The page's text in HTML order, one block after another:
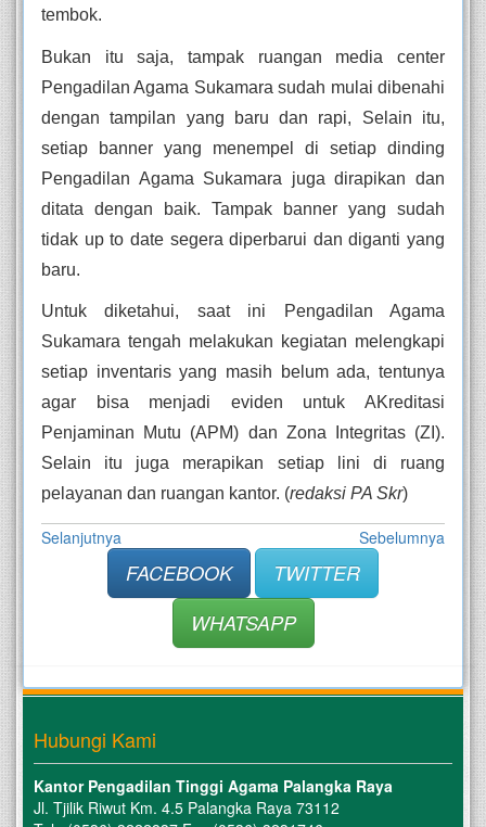
tembok.
Bukan itu saja, tampak ruangan media center
Pengadilan Agama Sukamara sudah mulai dibenahi
dengan tampilan yang baru dan rapi, Selain itu,
setiap banner yang menempel di setiap dinding
Pengadilan Agama Sukamara juga dirapikan dan
ditata dengan baik. Tampak banner yang sudah
tidak up to date segera diperbarui dan diganti yang
baru.
Untuk diketahui, saat ini Pengadilan Agama
Sukamara tengah melakukan kegiatan melengkapi
setiap inventaris yang masih belum ada, tentunya
agar bisa menjadi eviden untuk AKreditasi
Penjaminan Mutu (APM) dan Zona Integritas (ZI).
Selain itu juga merapikan setiap lini di ruang
pelayanan dan ruangan kantor. (redaksi PA Skr)
Selanjutnya Sebelumnya
FACEBOOK
TWITTER
WHATSAPP
Hubungi Kami
Kantor Pengadilan Tinggi Agama Palangka Raya
Jl. Tjilik Riwut Km. 4.5 Palangka Raya 73112